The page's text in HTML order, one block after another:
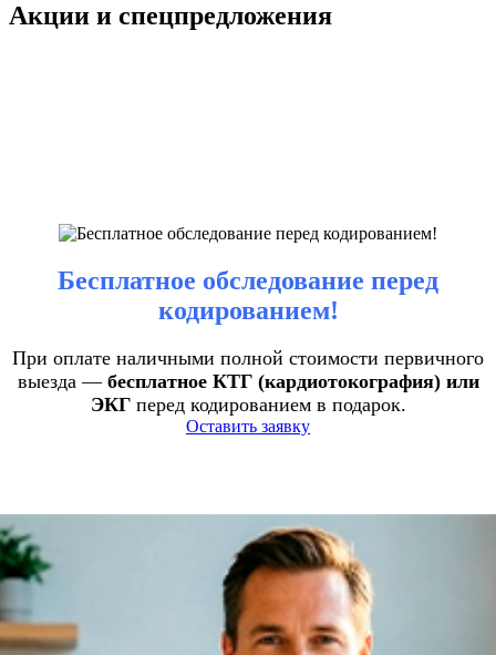
Акции и спецпредложения
Бесплатное обследование перед
кодированием!
При оплате наличными полной стоимости первичного
выезда — бесплатное КТГ (кардиотокография) или
ЭКГперед кодированием в подарок.
Оставить заявку